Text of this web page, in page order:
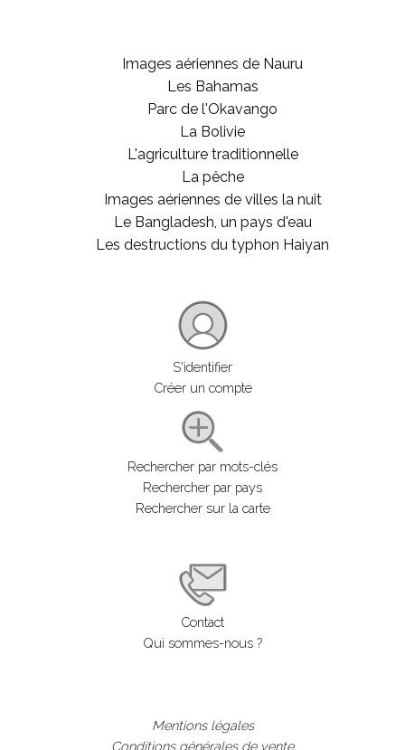
Images aériennes de Nauru
Les Bahamas
Parc de l'Okavango
La Bolivie
L'agriculture traditionnelle
La pêche
Images aériennes de villes la nuit
Le Bangladesh, un pays d'eau
Les destructions du typhon Haiyan
S'identifier
Créer un compte
Rechercher par mots-clés
Rechercher par pays
Rechercher sur la carte
Contact
Qui sommes-nous ?
Mentions légales
Conditions générales de vente